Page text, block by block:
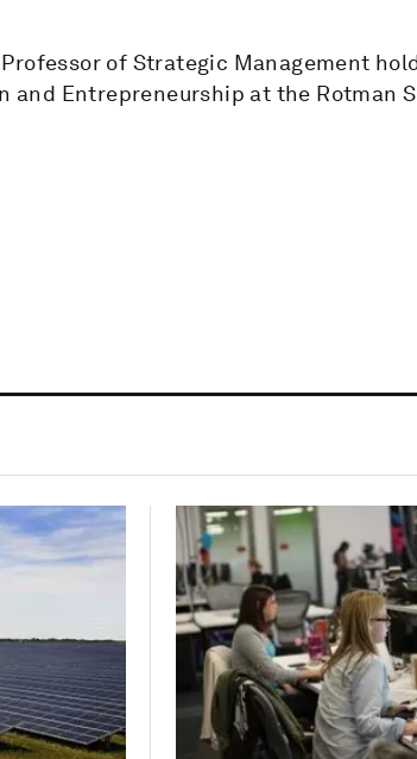
of Strategic Management
and Entrepreneurship at the Rotman